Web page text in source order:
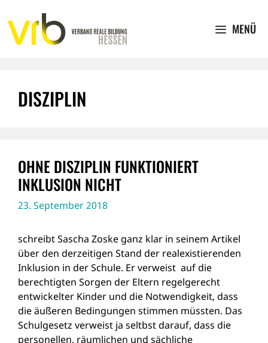
Inhalt
springen
MENÜ
DISZIPLIN
OHNE DISZIPLIN FUNKTIONIERT
INKLUSION NICHT
23. September 2018
schreibt Sascha Zoske ganz klar in seinem Artikel
über den derzeitigen Stand der realexistierenden
Inklusion in der Schule. Er verweist auf die
berechtigten Sorgen der Eltern regelgerecht
entwickelter Kinder und die Notwendigkeit, dass
die äußeren Bedingungen stimmen müssten. Das
Schulgesetz verweist ja seltbst darauf, dass die
personellen, räumlichen und sächliche